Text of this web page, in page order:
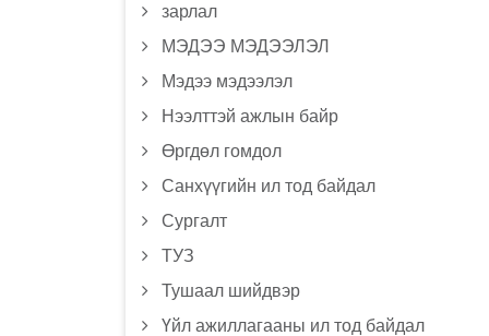
зарлал
МЭДЭЭ МЭДЭЭЛЭЛ
Мэдээ мэдээлэл
Нээлттэй ажлын байр
Өргдөл гомдол
Санхүүгийн ил тод байдал
Сургалт
ТУЗ
Тушаал шийдвэр
Үйл ажиллагааны ил тод байдал